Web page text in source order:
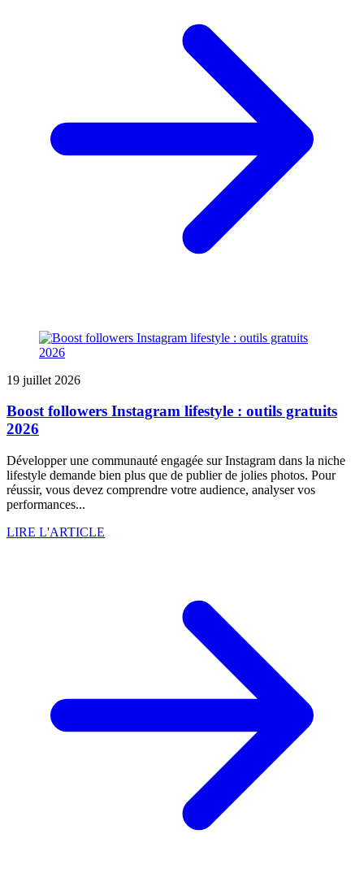
19 juillet 2026
Boost followers Instagram lifestyle : outils gratuits
2026
Développer une communauté engagée sur Instagram dans la niche
lifestyle demande bien plus que de publier de jolies photos. Pour
réussir, vous devez comprendre votre audience, analyser vos
performances...
LIRE L'ARTICLE